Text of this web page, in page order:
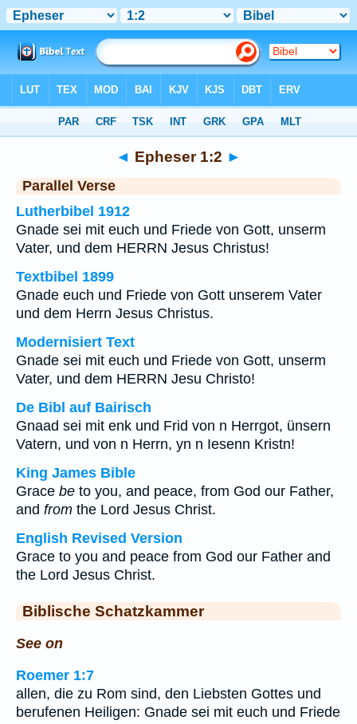
◄ Epheser 1:2 ►
Parallel Verse
Lutherbibel 1912
Gnade sei mit euch und Friede von Gott, unserm
Vater, und dem HERRN Jesus Christus!
Textbibel 1899
Gnade euch und Friede von Gott unserem Vater
und dem Herrn Jesus Christus.
Modernisiert Text
Gnade sei mit euch und Friede von Gott, unserm
Vater, und dem HERRN Jesu Christo!
De Bibl auf Bairisch
Gnaad sei mit enk und Frid von n Herrgot, ünsern
Vatern, und von n Herrn, yn n Iesenn Kristn!
King James Bible
Grace be to you, and peace, from God our Father,
and from the Lord Jesus Christ.
English Revised Version
Grace to you and peace from God our Father and
the Lord Jesus Christ.
Biblische Schatzkammer
See on
Roemer 1:7
allen, die zu Rom sind, den Liebsten Gottes und
berufenen Heiligen: Gnade sei mit euch und Friede